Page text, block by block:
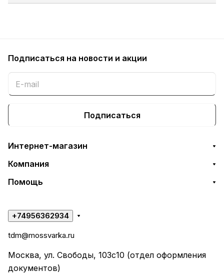
Подписаться на новости и акции
Подписаться
Интернет-магазин
Компания
Помощь
+74956362934
tdm@mossvarka.ru
Москва, ул. Свободы, 103с10 (отдел оформления
документов)